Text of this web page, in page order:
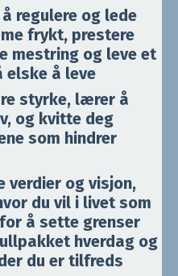
regulere og lede
frykt, prestere
mestring og leve et
elske å leve
styrke, lærer å
og kvitte deg
som hindrer
verdier og visjon,
du vil i livet som
å sette grenser
hverdag og
du er tilfreds